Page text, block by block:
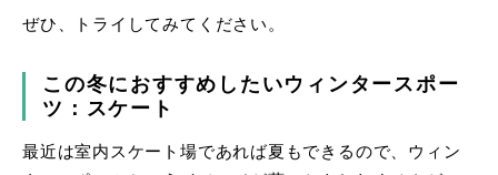
ぜひ、トライしてみてください。
この冬におすすめしたいウィンタースポー
ツ：スケート
最近は室内スケート場であれば夏もできるので、ウィン